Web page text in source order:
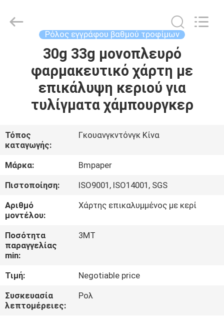
ΠΡΟΪΌΝΤΑ
ΜΕ
ΕΜΆΣ
ΕΠΙΣΚΕΨΉ
ΕΡΓΟΣΤΑΣΊΟΥ
ΈΛΕΓΧΟΣ
ΠΟΙΌΤΗΤΑΣ
ΕΠΙΚΟΙΝΩΝΉΣΤΕ
ΜΑΖΊ
BMPAPER
CO.,LTD.
Ρόλος εγγράφου βαθμού τροφίμων
30g 33g μονοπλευρό
φαρμακευτικό χάρτη με
επικάλυψη κεριού για
τυλίγματα χάμπουργκερ
Τόπος
καταγωγής:
Γκουανγκντόνγκ Κίνα
Μάρκα:
Bmpaper
Πιστοποίηση:
ISO9001, ISO14001, SGS
Αριθμό
μοντέλου:
Χάρτης επικαλυμμένος με κερί
Ποσότητα
παραγγελίας
min:
3MT
Τιμή:
Negotiable price
Συσκευασία
λεπτομέρειες:
Ρολ